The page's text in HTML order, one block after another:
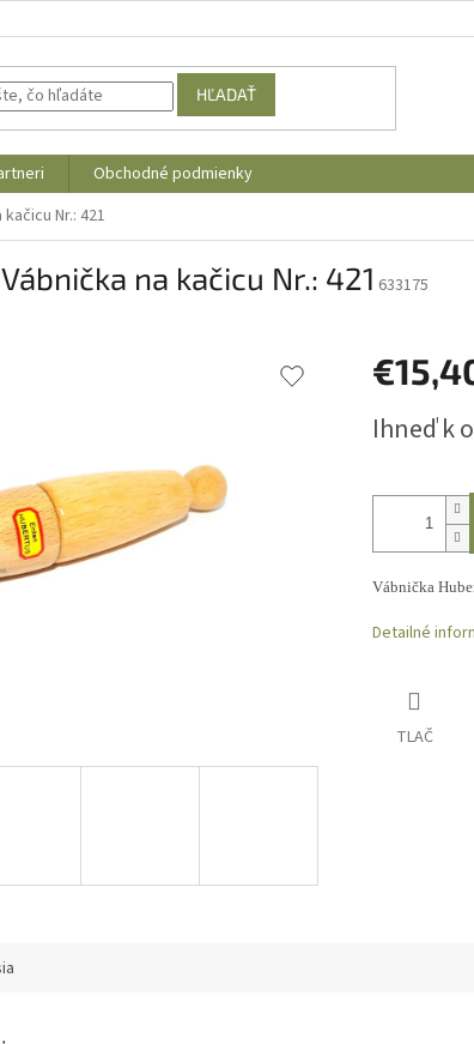
HĽADAŤ
Obchodné podmienky
Nr.: 421
na kačicu Nr.: 421 633175
cena:
Ihneď k
Vábnička
Detailné
TLAČ